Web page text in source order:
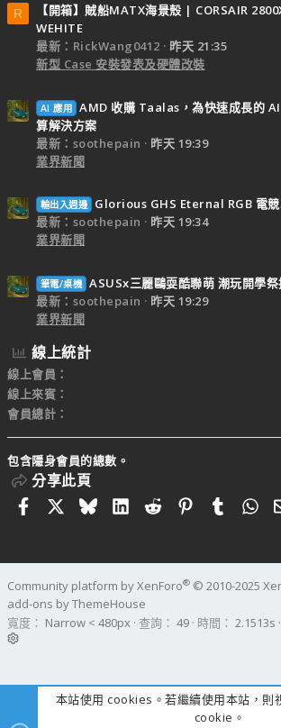
R
【開箱】賊船MATX海景殼 | CORSAIR
WEHITE
最新：RickWang0412
昨天 21:35
新型 Case 安裝發表及硬體改裝
AI 應用 AMD 收購 Taalas，為快速成長的
算解決方案
最新：soothepain
昨天 19:39
業界新聞
輸出入週邊
Glorious GHS Eternal RGB 電競
最新：soothepain
昨天 19:34
業界新聞
筆電/桌機 ASUSx三麗鷗耍酷聯萌 潮玩開學祭
最新：soothepain
昨天 19:29
業界新聞
線上統計
線上會員
線上來賓
會員總計
包含隱身會員的總數。
分享此頁
FacebookBlueskyLinkedIn
RedditPinterest
Community platform by XenForo® © 2010-2025
add-ons by ThemeHouse
寬度
查詢 49 時間 2.1513s
本站使用 cookies。若繼續使用本站，則
cookie。